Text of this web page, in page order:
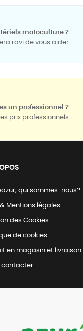
motoculture ?
ravi de vous aider
un professionnel ?
prix professionnels
qui sommes-nous?
Mentions légales
des Cookies
de cookies
en magasin et livraison
contacter